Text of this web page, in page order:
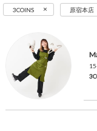
3COINS × 原宿本店